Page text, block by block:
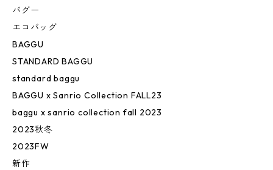
バグー
エコバッグ
BAGGU
STANDARD BAGGU
standard baggu
BAGGU x Sanrio Collection FALL23
baggu x sanrio collection fall 2023
2023秋冬
2023FW
新作